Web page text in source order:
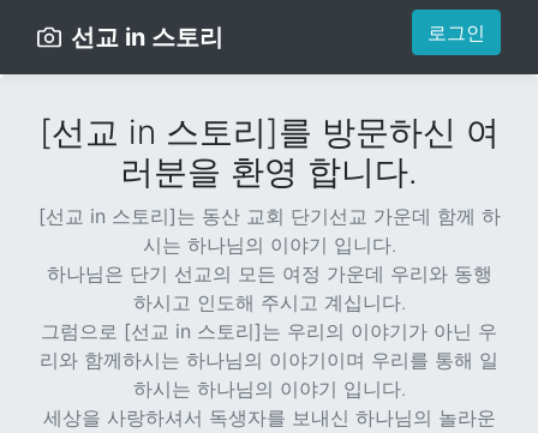
선교 in 스토리 로그인
[선교 in 스토리]를 방문하신 여
러분을 환영 합니다.
[선교 in 스토리]는 동산 교회 단기선교 가운데 함께 하
시는 하나님의 이야기 입니다.
하나님은 단기 선교의 모든 여정 가운데 우리와 동행
하시고 인도해 주시고 계십니다.
그럼으로 [선교 in 스토리]는 우리의 이야기가 아닌 우
리와 함께하시는 하나님의 이야기이며 우리를 통해 일
하시는 하나님의 이야기 입니다.
세상을 사랑하셔서 독생자를 보내신 하나님의 놀라운